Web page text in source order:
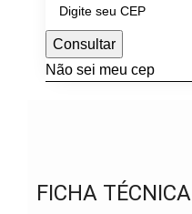
Consultar
Não sei meu cep
FICHA TÉCNICA